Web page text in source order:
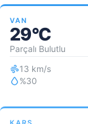
VAN
29°C
Parçalı Bulutlu
13 km/s
%30